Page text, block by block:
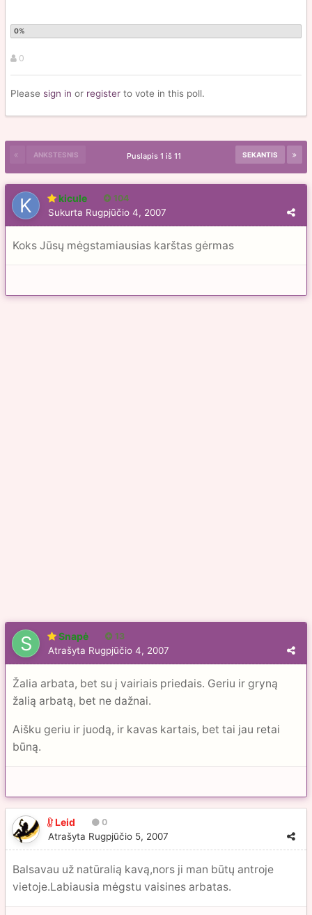
0
Please sign in or register to vote in this poll.
ANKSTESNIS SEKANTIS
Puslapis 1 iš 11
kicule 104
Sukurta Rugpjūčio 4, 2007
Koks Jūsų mėgstamiausias karštas gėrmas
Snapė 13
Atrašyta Rugpjūčio 4, 2007
Žalia arbata, bet su į vairiais priedais. Geriu ir gryną
žalią arbatą, bet ne dažnai.
Aišku geriu ir juodą, ir kavas kartais, bet tai jau retai
būną.
Leid 0
Atrašyta Rugpjūčio 5, 2007
Balsavau už natūralią kavą,nors ji man būtų antroje
vietoje.Labiausia mėgstu vaisines arbatas.